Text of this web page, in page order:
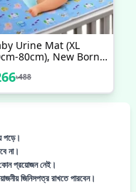
Urine Mat (XL
80cm), New Born
And Washable
Pad
৳488
পড়ে।
না।
কোন প্রয়োজন নেই।
জিনিসপত্র রাখতে পারবেন।